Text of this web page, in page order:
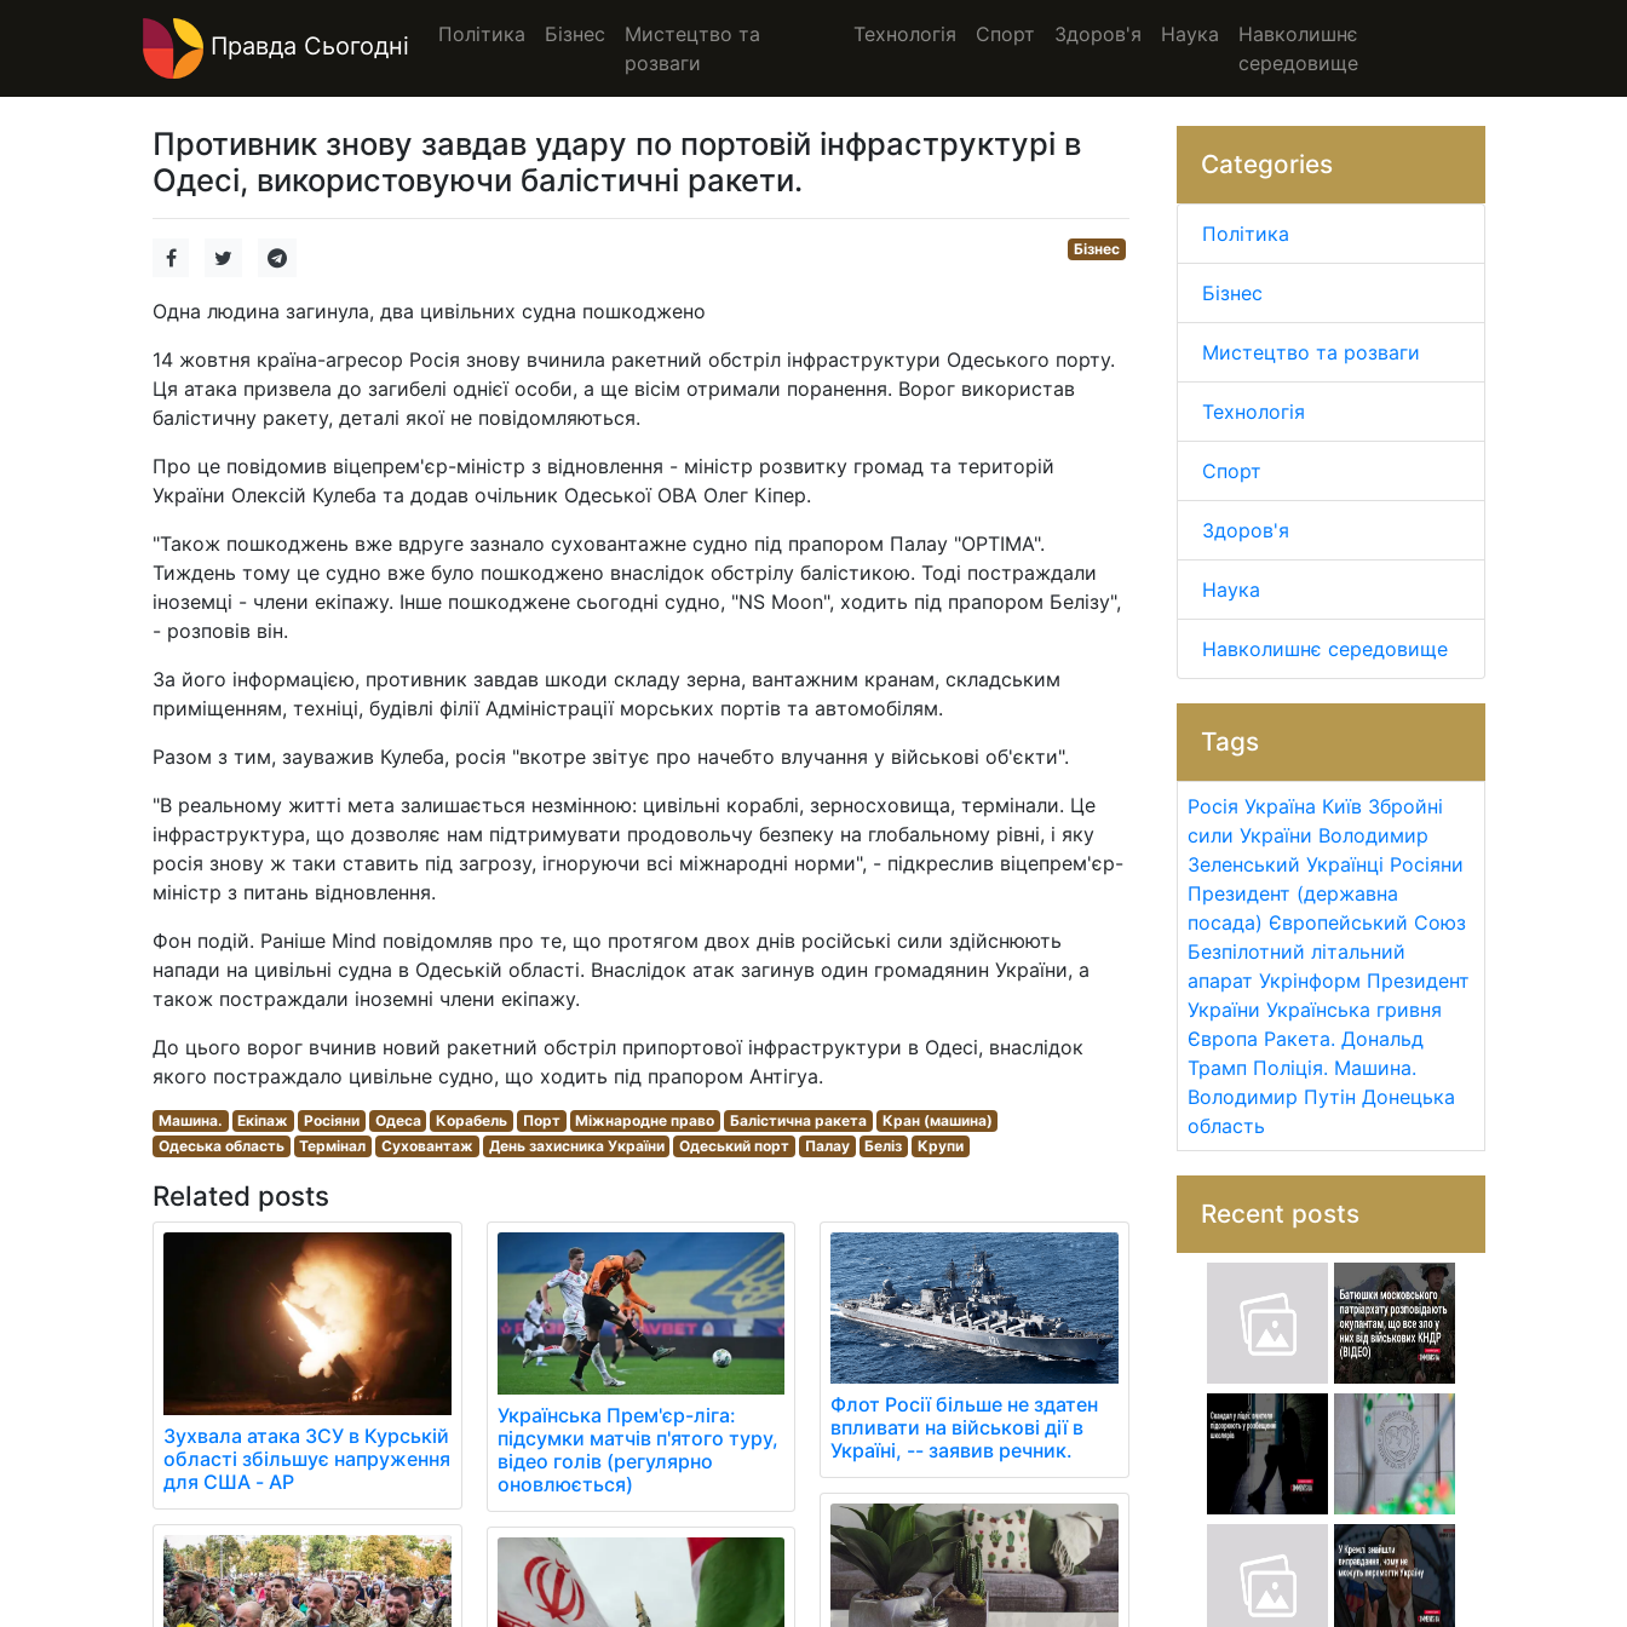
Правда Сьогодні Політика Бізнес
Мистецтво та
розваги
Технологія Спорт Здоров'я Наука
Навколишнє
середовище
Противник знову завдав удару по портовій інфраструктурі в
Одесі, використовуючи балістичні ракети.
Бізнес
Одна людина загинула, два цивільних судна пошкоджено
14 жовтня країна-агресор Росія знову вчинила ракетний обстріл інфраструктури Одеського порту.
Ця атака призвела до загибелі однієї особи, а ще вісім отримали поранення. Ворог використав
балістичну ракету, деталі якої не повідомляються.
Про це повідомив віцепрем'єр-міністр з відновлення - міністр розвитку громад та територій
України Олексій Кулеба та додав очільник Одеської ОВА Олег Кіпер.
"Також пошкоджень вже вдруге зазнало суховантажне судно під прапором Палау "OPTIMA".
Тиждень тому це судно вже було пошкоджено внаслідок обстрілу балістикою. Тоді постраждали
іноземці - члени екіпажу. Інше пошкоджене сьогодні судно, "NS Moon", ходить під прапором Белізу",
- розповів він.
За його інформацією, противник завдав шкоди складу зерна, вантажним кранам, складським
приміщенням, техніці, будівлі філії Адміністрації морських портів та автомобілям.
Разом з тим, зауважив Кулеба, росія "вкотре звітує про начебто влучання у військові об'єкти".
"В реальному житті мета залишається незмінною: цивільні кораблі, зерносховища, термінали. Це
інфраструктура, що дозволяє нам підтримувати продовольчу безпеку на глобальному рівні, і яку
росія знову ж таки ставить під загрозу, ігноруючи всі міжнародні норми", - підкреслив віцепрем'єр-
міністр з питань відновлення.
Фон подій. Раніше Mind повідомляв про те, що протягом двох днів російські сили здійснюють
напади на цивільні судна в Одеській області. Внаслідок атак загинув один громадянин України, а
також постраждали іноземні члени екіпажу.
До цього ворог вчинив новий ракетний обстріл припортової інфраструктури в Одесі, внаслідок
якого постраждало цивільне судно, що ходить під прапором Антігуа.
Машина. Екіпаж Росіяни Одеса Корабель Порт Міжнародне право Балістична ракета
Кран (машина)
Одеська область
Термінал Суховантаж День захисника України Одеський порт Палау Беліз Крупи
Related posts
Зухвала атака ЗСУ в Курській
області збільшує напруження
для США - AP
Українська Прем'єр-ліга:
підсумки матчів п'ятого туру,
відео голів (регулярно
оновлюється)
Флот Росії більше не здатен
впливати на військові дії в
Україні, -- заявив речник.
Categories
Політика
Бізнес
Мистецтво та розваги
Технологія
Спорт
Здоров'я
Наука
Навколишнє середовище
Tags
Росія Україна Київ Збройні
сили України Володимир
Зеленський Українці Росіяни
Президент (державна
посада) Європейський Союз
Безпілотний літальний
апарат Укрінформ Президент
України Українська гривня
Європа Ракета. Дональд
Трамп Поліція. Машина.
Володимир Путін Донецька
область
Recent posts